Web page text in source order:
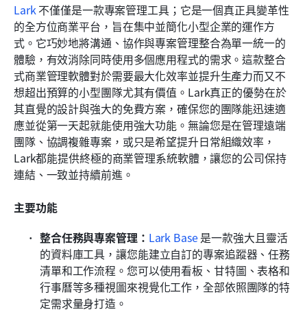
Lark 不僅僅是一款專案管理工具；它是一個真正具變革性
的全方位商業平台，旨在集中並簡化小型企業的運作方
式。它巧妙地將溝通、協作與專案管理整合為單一統一的
體驗，有效消除同時使用多個應用程式的需求。這款整合
式商業管理軟體對於需要最大化效率並提升生產力而又不
想超出預算的小型團隊尤其有價值。Lark真正的優勢在於
其直覺的設計與強大的免費方案，確保您的團隊能迅速適
應並從第一天起就能使用強大功能。無論您是在管理遠端
團隊、協調複雜專案，或只是希望提升日常組織效率，
Lark都能提供終極的商業管理系統軟體，讓您的公司保持
連結、一致並持續前進。
主要功能
整合任務與專案管理： Lark Base 是一款強大且靈活
的資料庫工具，讓您能建立自訂的專案追蹤器、任務
清單和工作流程。您可以使用看板、甘特圖、表格和
行事曆等多種視圖來視覺化工作，全部依照團隊的特
定需求量身打造。